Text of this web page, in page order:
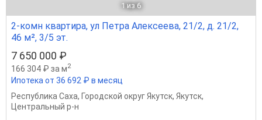
1 из 6
2-комн квартира, ул Петра Алексеева, 21/2, д. 21/2,
46 м², 3/5 эт.
7 650 000 ₽
166 304 ₽ за м2
Ипотека от 36 692 ₽ в месяц
Республика Саха, Городской округ Якутск, Якутск,
Центральный р-н